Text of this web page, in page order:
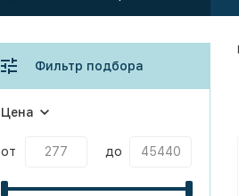
Фильтр подбора
Цена
от до